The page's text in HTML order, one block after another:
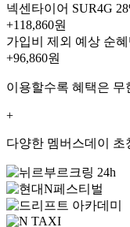
넥센타이어 SUR4G
+118,860원
가입비 제외 예상 순혜
+96,860원
이용할수록 혜택은 무
+
다양한 멤버스데이 초